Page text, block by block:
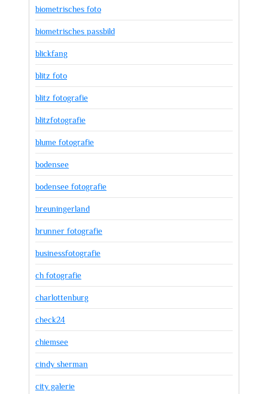
biometrisches foto
biometrisches passbild
blickfang
blitz foto
blitz fotografie
blitzfotografie
blume fotografie
bodensee
bodensee fotografie
breuningerland
brunner fotografie
businessfotografie
ch fotografie
charlottenburg
check24
chiemsee
cindy sherman
city galerie